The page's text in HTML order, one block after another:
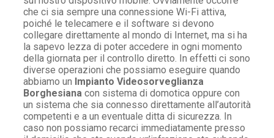
che ci sia sempre una connessione Wi-Fi attiva,
poiché le telecamere e il software si devono
collegare direttamente al mondo di Internet, ma si ha
la sapevo lezza di poter accedere in ogni momento
della giornata per il controllo diretto. In effetti ci sono
diverse operazioni che possiamo eseguire quando
abbiamo un Impianto Videosorveglianza
Borghesiana con sistema di domotica oppure con
un sistema che sia connesso direttamente all’autorità
competenti e a un eventuale ditta di sicurezza. In
caso non possiamo recarci immediatamente presso